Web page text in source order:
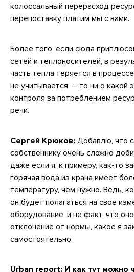
колоссальный перерасход
перепоставку платим мы с вами.
Более того, если сюда
сетей и теплоносителей, в
часть тепла теряется в
не учитывается, – то ни о какой
контроля за потреблением
речи.
Сергей Крюков: Добавлю, что
собственнику очень сложно
даже если я, к примеру, как-то
горячая вода из крана имеет
температуру, чем нужно. Ведь,
он будет полагаться на свое
оборудование, и не факт, что
отклонение от нормы, какое я
самостоятельно.
Urban report: И как тут можно